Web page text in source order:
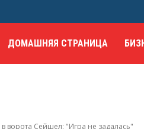
ДОМАШНЯЯ СТРАНИЦА
в ворота Сейшел: "Игра не задалась"